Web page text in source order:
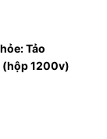
Tảo
(hộp 1200v)